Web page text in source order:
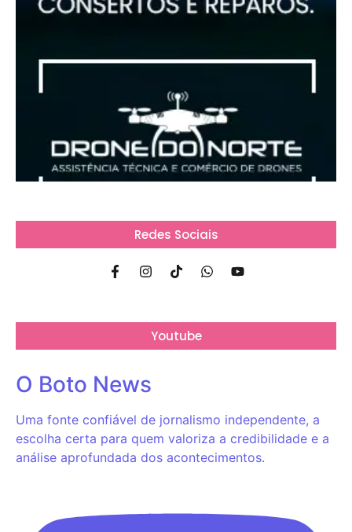
Redes Sociais
Youtube
O Boto News
Uma fonte confiável de jornalismo independente, a
escolha certa para quem valoriza a credibilidade e a
análise aprofundada dos acontecimentos.